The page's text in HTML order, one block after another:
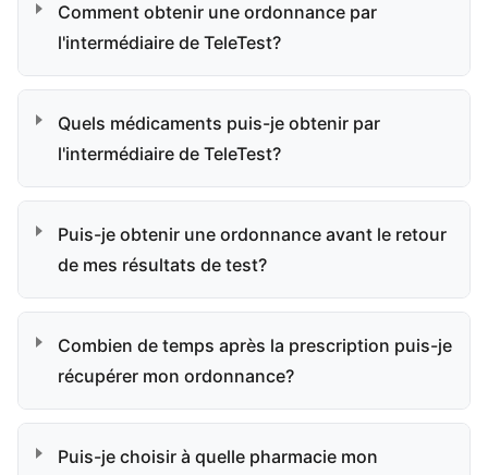
Comment obtenir une ordonnance par
l'intermédiaire de TeleTest?
Quels médicaments puis-je obtenir par
l'intermédiaire de TeleTest?
Puis-je obtenir une ordonnance avant le retour
de mes résultats de test?
Combien de temps après la prescription puis-je
récupérer mon ordonnance?
Puis-je choisir à quelle pharmacie mon